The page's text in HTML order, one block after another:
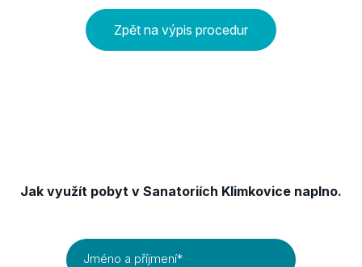
Zpět na výpis procedur
Jak využít pobyt v Sanatoriích Klimkovice naplno.
Jméno a příjmení*